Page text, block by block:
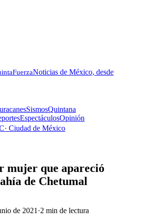
FuerzaNoticias de México, desde
SismosQuintana
EspectáculosOpinión
· Ciudad de México
mujer que apareció
de Chetumal
de 2021 ·2 min de lectura